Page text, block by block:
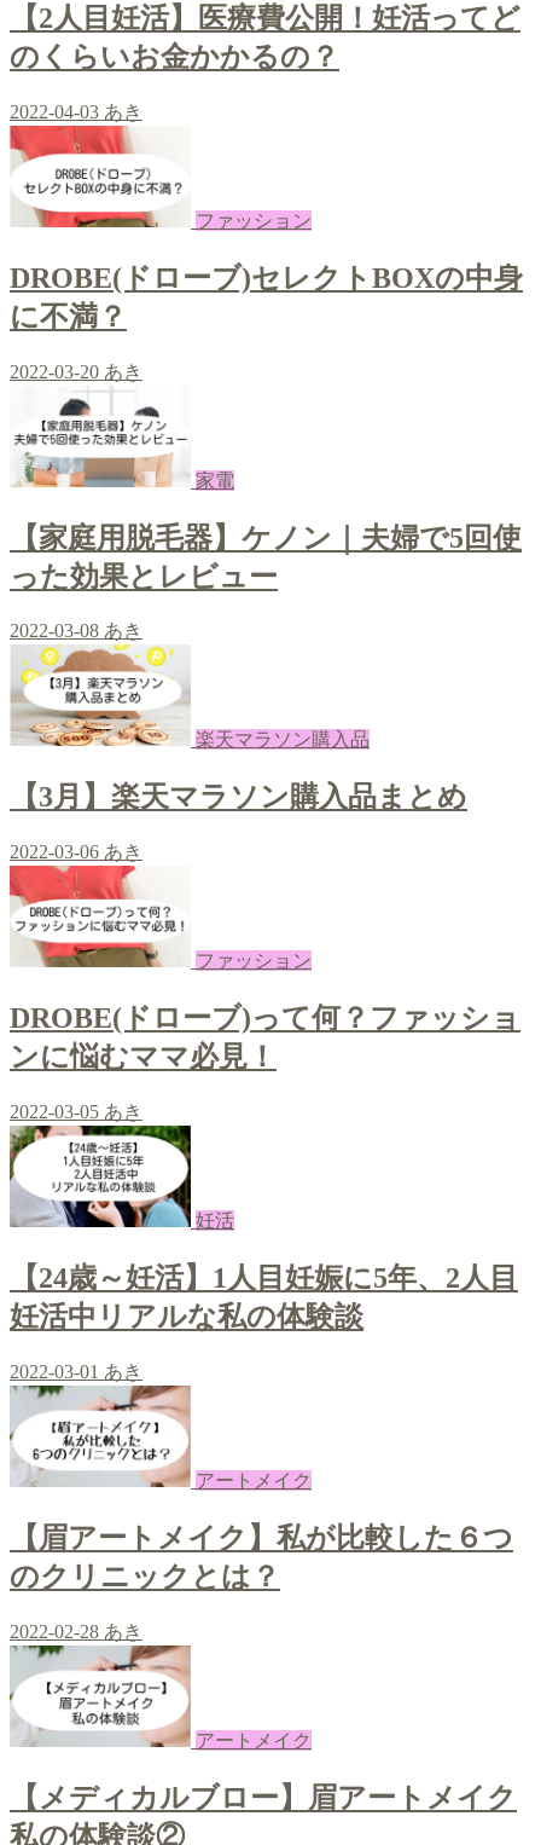
【2人目妊活】医療費公開！妊活ってど
のくらいお金かかるの？
2022-04-03 あき
ファッション
DROBE(ドローブ)セレクトBOXの中身
に不満？
2022-03-20 あき
家電
【家庭用脱毛器】ケノン｜夫婦で5回使
った効果とレビュー
2022-03-08 あき
楽天マラソン購入品
【3月】楽天マラソン購入品まとめ
2022-03-06 あき
ファッション
DROBE(ドローブ)って何？ファッショ
ンに悩むママ必見！
2022-03-05 あき
妊活
【24歳～妊活】1人目妊娠に5年、2人目
妊活中リアルな私の体験談
2022-03-01 あき
アートメイク
【眉アートメイク】私が比較した６つ
のクリニックとは？
2022-02-28 あき
アートメイク
【メディカルブロー】眉アートメイク
私の体験談②